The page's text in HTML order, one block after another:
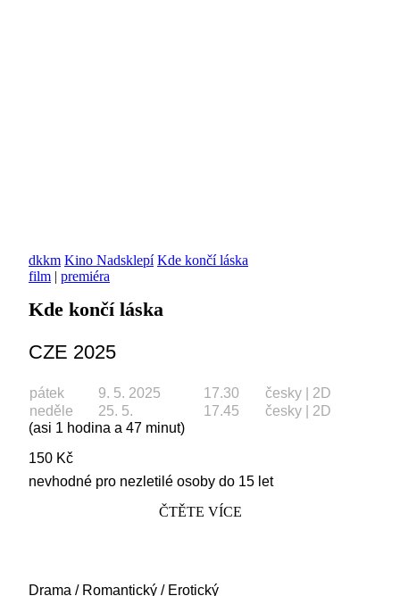
dkkm Kino Nadsklepí Kde končí láska
film | premiéra
Kde končí láska
CZE 2025
pátek 9. 5. 2025 17.30
česky | 2D
neděle
25. 5. 17.45
česky | 2D
(asi 1 hodina a 47 minut)
150 Kč
nevhodné pro nezletilé osoby do 15 let
ČTĚTE VÍCE
Drama / Romantický / Erotický